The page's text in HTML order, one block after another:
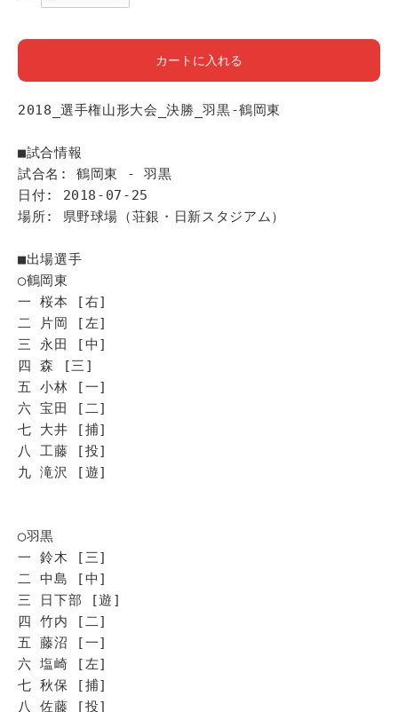
カートに入れる
2018_選手権山形大会_決勝_羽黒-鶴岡東
■試合情報
試合名: 鶴岡東 - 羽黒
日付: 2018-07-25
場所: 県野球場（荘銀・日新スタジアム）
■出場選手
◯鶴岡東
一 桜本 [右]
二 片岡 [左]
三 永田 [中]
四 森 [三]
五 小林 [一]
六 宝田 [二]
七 大井 [捕]
八 工藤 [投]
九 滝沢 [遊]
◯羽黒
一 鈴木 [三]
二 中島 [中]
三 日下部 [遊]
四 竹内 [二]
五 藤沼 [一]
六 塩崎 [左]
七 秋保 [捕]
八 佐藤 [投]